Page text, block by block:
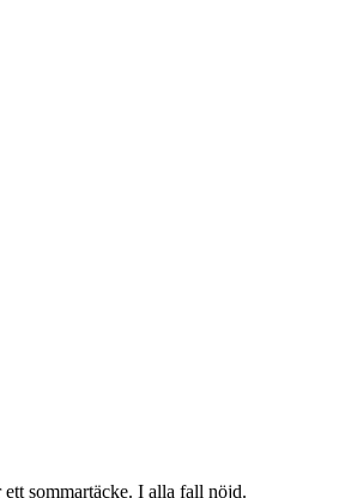
sommartäcke. I alla fall nöjd.